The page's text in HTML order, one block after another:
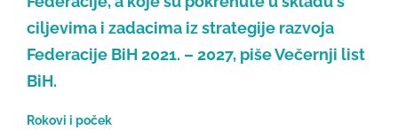
ciljevima i zadacima iz strategije razvoja
Federacije BiH 2021. – 2027, piše Večernji list
BiH.
Rokovi i poček